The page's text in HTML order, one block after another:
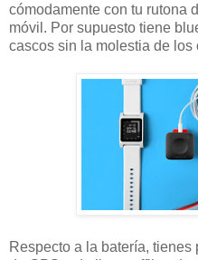
cómodamente con tu rutona
móvil. Por supuesto tiene
cascos sin la molestia de los
Respecto a la batería,